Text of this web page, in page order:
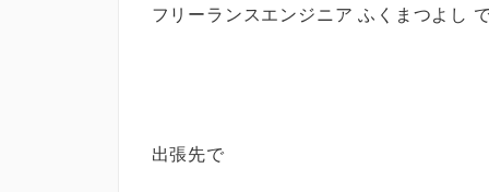
フリーランスエンジニア ふくまつよし
出張先で